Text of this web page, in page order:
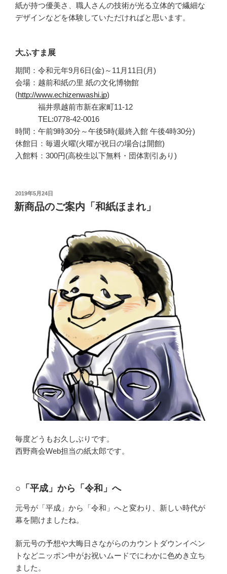
紙が持つ優美さ、職人さんの技術が光る立体的で繊細な
デザインなどを体験していただければと思います。
大ふすま展
期間：令和元年9月6日(金)～11月11日(月)
会場：越前和紙の里 紙の文化博物館
(http://www.echizenwashi.jp)
福井県越前市新在家町11-12
TEL:0778-42-0016
時間：午前9時30分～午後5時(最終入館 午後4時30分)
休館日：毎週火曜(火曜が祝日の場合は開館)
入館料：300円(高校生以下無料・団体割引あり)
投
稿
日:
2019年5月24日
新商品のご案内「和紙ほまれ」
毎度どうもお久しぶりです。
西野商会Web担当の紙太郎です。
○「平成」から「令和」へ
元号が「平成」から「令和」へと変わり、新しい時代が
幕を開けましたね。
新元号の予想や大晦日さながらのカウントダウンイベン
トなどニッポン中がお祝いムードでにわかに色めき立ち
ました。